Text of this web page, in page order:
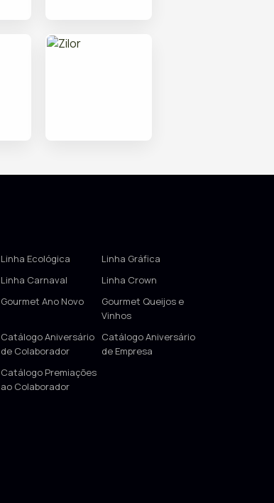
Linha Ecológica
Linha Gráfica
Linha Carnaval
Linha Crown
Gourmet Ano Novo
Gourmet Queijos e
Vinhos
Catálogo Aniversário
de Colaborador
Catálogo Aniversário
de Empresa
Catálogo Premiações
ao Colaborador